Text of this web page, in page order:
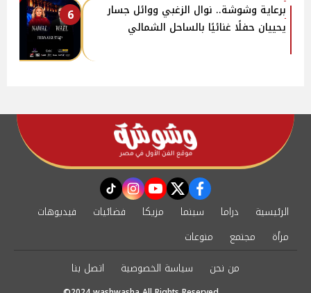
6
برعاية وشوشة.. نوال الزغبي ووائل جسار
يحييان حفلًا غنائيًا بالساحل الشمالي
facebook
twitter
youtube
instagram
tiktok
الرئيسية دراما سينما مزيكا فضائيات
فيديوهات
مرأة
مجتمع
منوعات
من نحن
سياسة الخصوصية اتصل بنا